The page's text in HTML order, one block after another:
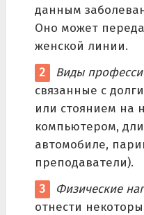
данным
Оно может
женской линии.
Виды
связанные с
или стоянием на
компьютером,
автомобиле,
преподаватели).
Физические
отнести